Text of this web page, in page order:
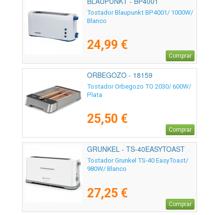
Tostador Blaupunkt BP4001/ 1000W/
Blanco
24,99 €
Comprar
ORBEGOZO - 18159
Tostador Orbegozo TO 2030/ 600W/
Plata
25,50 €
Comprar
GRUNKEL - TS-40EASYTOAST
Tostador Grunkel TS-40 EasyToast/
980W/ Blanco
27,25 €
Comprar